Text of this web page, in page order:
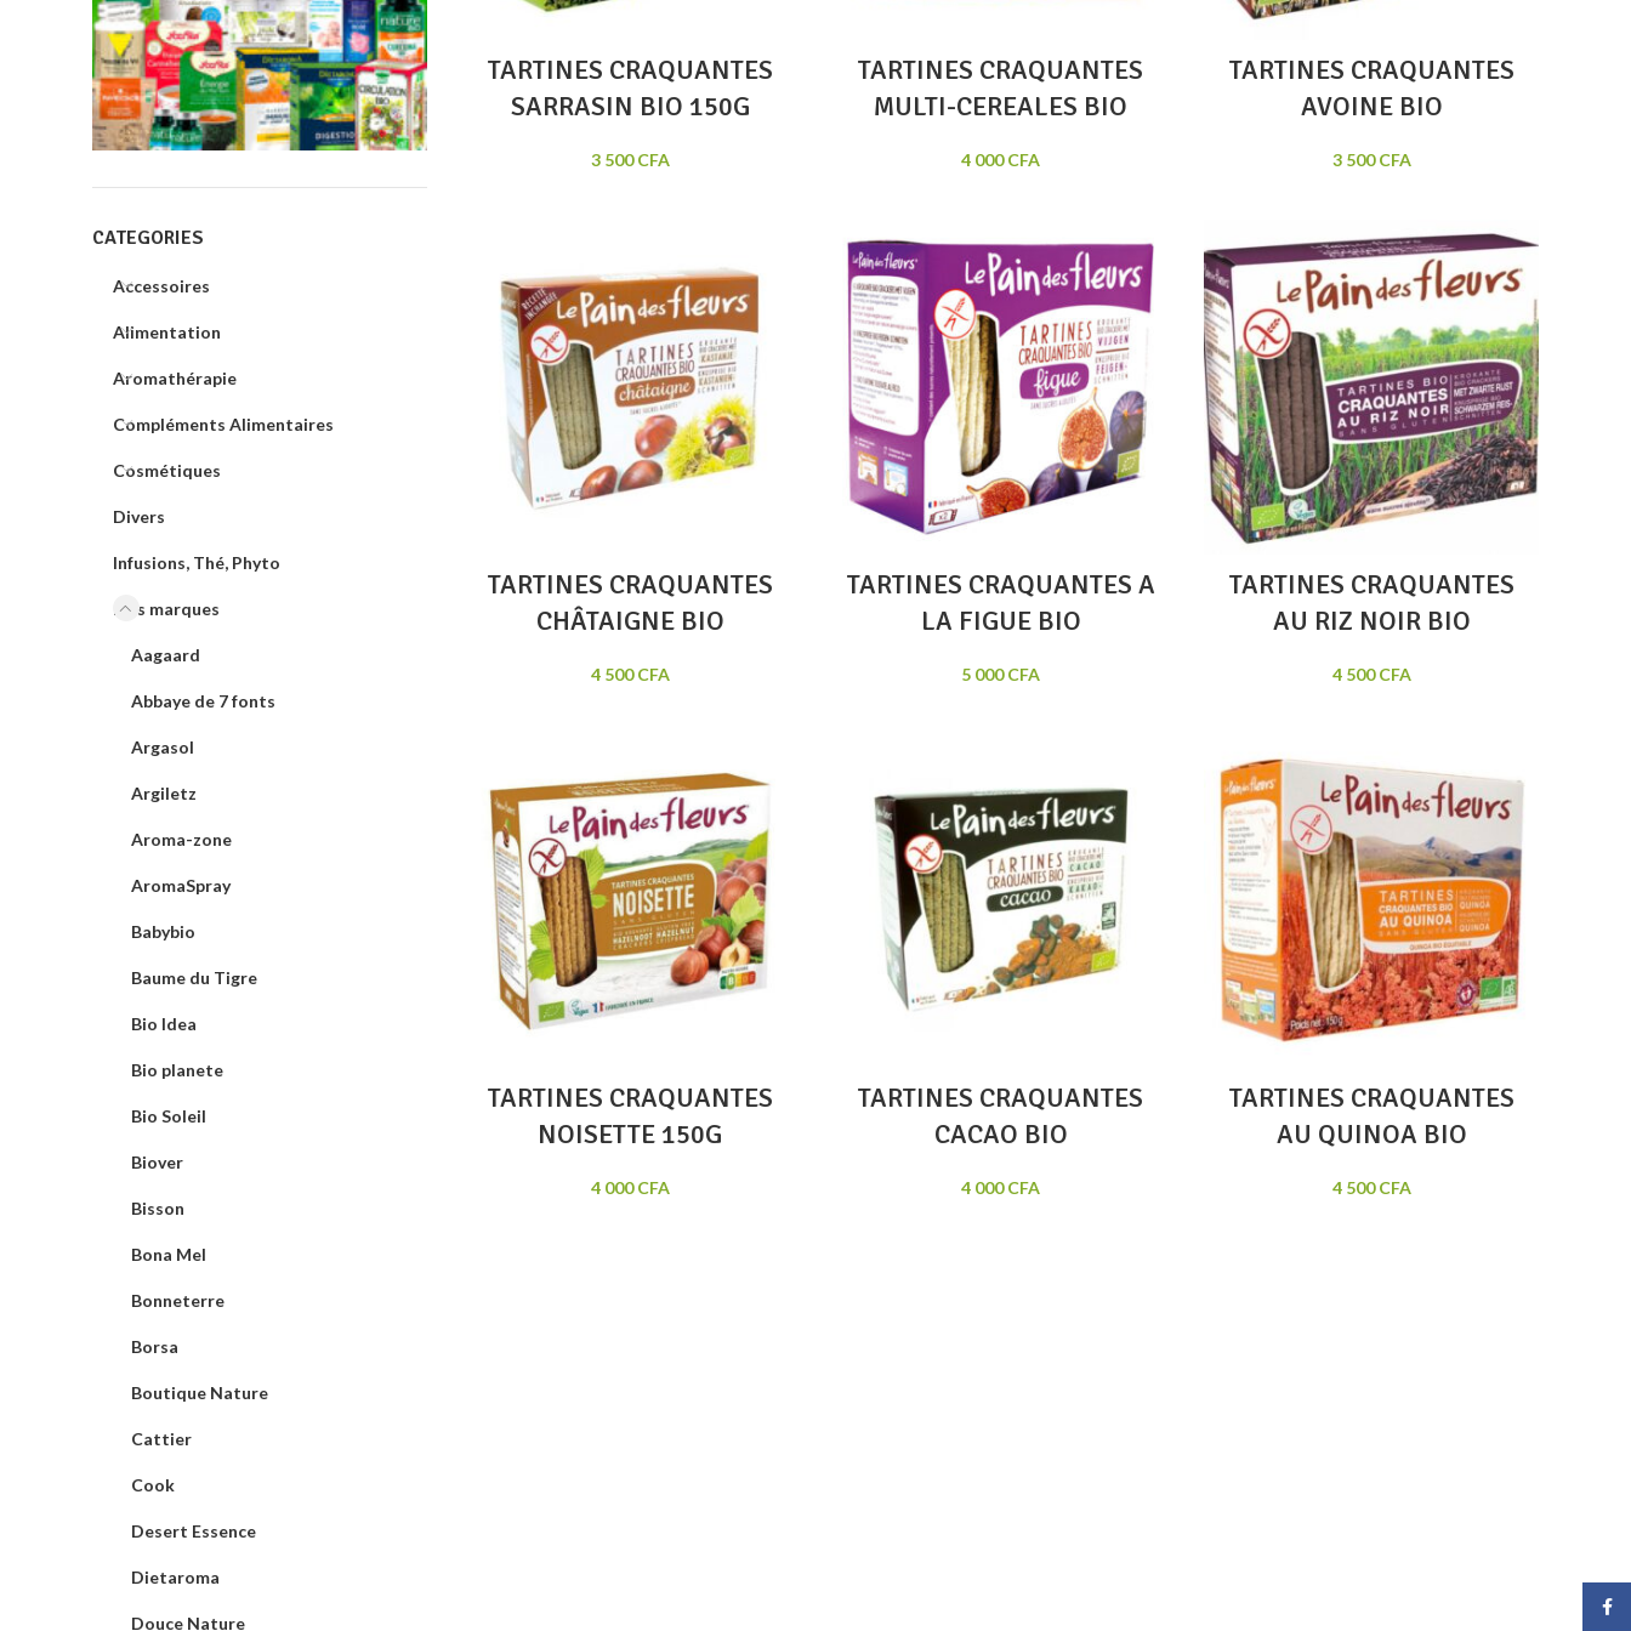
CATEGORIES
Accessoires
Alimentation
Aromathérapie
Compléments Alimentaires
Cosmétiques
Divers
Infusions, Thé, Phyto
Nos marques
Aagaard
Abbaye de 7 fonts
Argasol
Argiletz
Aroma-zone
AromaSpray
Babybio
Baume du Tigre
Bio Idea
Bio planete
Bio Soleil
Biover
Bisson
Bona Mel
Bonneterre
Borsa
Boutique Nature
Cattier
Cook
Desert Essence
Dietaroma
Douce Nature
TARTINES CRAQUANTES
SARRASIN BIO 150G
3 500CFA
TARTINES CRAQUANTES
MULTI-CEREALES BIO
4 000CFA
TARTINES CRAQUANTES
AVOINE BIO
3 500CFA
TARTINES CRAQUANTES
CHÂTAIGNE BIO
4 500CFA
TARTINES CRAQUANTES A
LA FIGUE BIO
5 000CFA
TARTINES CRAQUANTES
AU RIZ NOIR BIO
4 500CFA
TARTINES CRAQUANTES
NOISETTE 150G
4 000CFA
TARTINES CRAQUANTES
CACAO BIO
4 000CFA
TARTINES CRAQUANTES
AU QUINOA BIO
4 500CFA